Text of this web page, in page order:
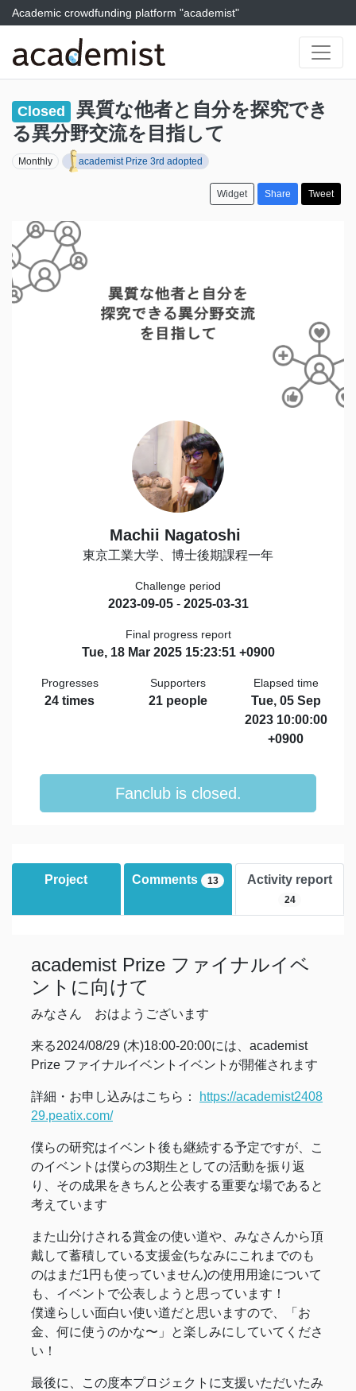
Academic crowdfunding platform "academist"
Closed
異質な他者と自分を探究でき
る異分野交流を目指して
Monthly academist Prize 3rd adopted
Widget Share Tweet
Machii Nagatoshi
東京工業大学、博士後期課程一年
Challenge period
2023-09-05- 2025-03-31
Final progress report
Tue, 18 Mar 2025 15:23:51 +0900
Progresses
24 times
Supporters
21 people
Elapsed time
Tue, 05 Sep
2023 10:00:00
+0900
Fanclub is closed.
Project Comments 13 Activity report
24
academist Prize ファイナルイベ
ントに向けて
みなさん おはようございます
来る2024/08/29 (木)18:00-20:00には、academist
Prize ファイナルイベントイベントが開催されます
詳細・お申し込みはこちら：
https://academist2408
29.peatix.com/
僕らの研究はイベント後も継続する予定ですが、こ
のイベントは僕らの3期生としての活動を振り返
り、その成果をきちんと公表する重要な場であると
考えています
また山分けされる賞金の使い道や、みなさんから頂
戴して蓄積している支援金(ちなみにこれまでのも
のはまだ1円も使っていません)の使用用途について
も、イベントで公表しようと思っています！
僕達らしい面白い使い道だと思いますので、「お
金、何に使うのかな〜」と楽しみにしていてくださ
い！
最後に、この度本プロジェクトに支援いただいたみ